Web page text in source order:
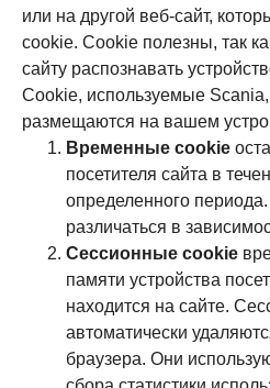
или на другой веб-сайт,
cookie. Cookie полезны, так
сайту распознавать
Cookie, используемые
размещаются на вашем
Временные cookie
посетителя сайта в
определенного
различаться в
Сессионные cookie
памяти устройства
находится на сайте.
автоматически
браузера. Они